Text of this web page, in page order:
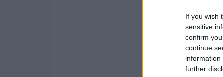
If you wish
sensitive
confirm
continue
information
further